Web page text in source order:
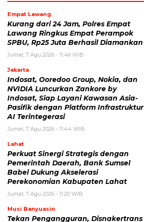
Empat Lawang
Kurang dari 24 Jam, Polres Empat
Lawang Ringkus Empat Perampok
SPBU, Rp25 Juta Berhasil Diamankan
Jumat, 7 Agu 2026 - 11:46 WIB
Jakarta
Indosat, Ooredoo Group, Nokia, dan
NVIDIA Luncurkan Zankore by
Indosat, Siap Layani Kawasan Asia-
Pasifik dengan Platform Infrastruktur
AI Terintegerasi
Jumat, 7 Agu 2026 - 11:44 WIB
Lahat
Perkuat Sinergi Strategis dengan
Pemerintah Daerah, Bank Sumsel
Babel Dukung Akselerasi
Perekonomian Kabupaten Lahat
Jumat, 7 Agu 2026 - 11:20 WIB
Musi Banyuasin
Tekan Pengangguran, Disnakertrans